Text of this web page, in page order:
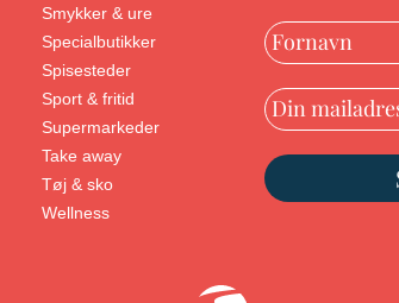
Smykker & ure
Specialbutikker
Spisesteder
Sport & fritid
Supermarkeder
Take away
Tøj & sko
Wellness